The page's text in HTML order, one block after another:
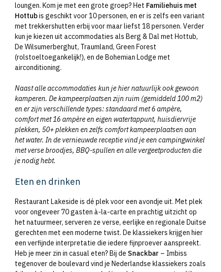
loungen. Kom je met een grote groep? Het Familiehuis met
Hottubis geschikt voor 10 personen, en er is zelfs een variant
met trekkershutten erbij voor maar liefst 18 personen. Verder
kun je kiezen uit accommodaties als Berg & Dal met Hottub,
De Wilsumerberghut, Traumland, Green Forest
(rolstoeltoegankelijk!), en de Bohemian Lodge met
airconditioning.
Naast alle accommodaties kun je hier natuurlijk ook gewoon
kamperen. De kampeerplaatsen zijn ruim (gemiddeld 100 m2)
en er zijn verschillende types: standaard met 6 ampère,
comfort met 16 ampère en eigen watertappunt, huisdiervrije
plekken, 50+ plekken en zelfs comfort kampeerplaatsen aan
het water. In de vernieuwde receptie vind je een campingwinkel
met verse broodjes, BBQ-spullen en alle vergeetproducten die
je nodig hebt.
Eten en drinken
Restaurant Lakeside is dé plek voor een avondje uit. Met plek
voor ongeveer 70 gasten à-la-carte en prachtig uitzicht op
het natuurmeer, serveren ze verse, eerlijke en regionale Duitse
gerechten met een moderne twist. De klassiekers krijgen hier
een verfijnde interpretatie die iedere fijnproever aanspreekt.
Heb je meer zin in casual eten? Bij de Snackbar – Imbiss
tegenover de boulevard vind je Nederlandse klassiekers zoals